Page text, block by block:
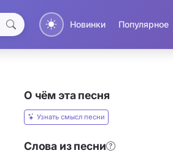
Новинки Популярное
О чём эта песня
Узнать смысл песни
Слова из песни